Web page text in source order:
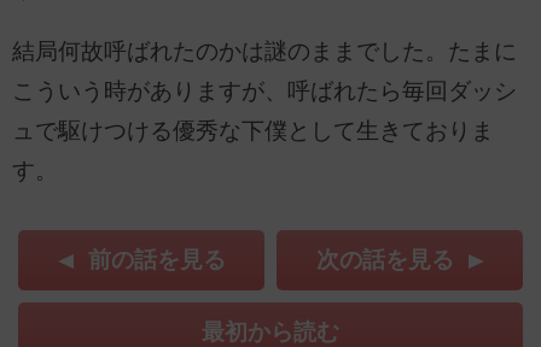
結局何故呼ばれたのかは謎のままでした。たまに
こういう時がありますが、呼ばれたら毎回ダッシ
ュで駆けつける優秀な下僕として生きておりま
す。
前の話を見る 次の話を見る
最初から読む